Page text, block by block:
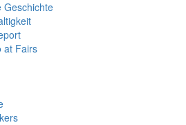
Geschichte
at Fairs